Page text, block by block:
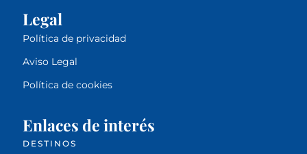
Legal
Política de privacidad
Aviso Legal
Política de cookies
Enlaces de interés
DESTINOS